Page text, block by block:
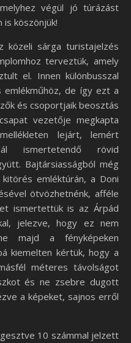
végül jó túrázást
is köszönjük!
közeli sárga turistajelzés
terveztük, amely
el. Innen különbusszal
emlékműhöz, de így ezt a
és csoportjaik beosztás
vezetője megkapta
lejárt, lemért
ismertetendő rövid
Bajtársiasságból még
emléktúrán, a Doni
ötvözhetnénk, afféle
ismertettük is az Árpád
jelezve, hogy ez nem
majd a fényképeken
kiemelten kértük, hogy a
méteres távolságot
és ne zsebre dugott
a képeket, sajnos erről
10 számmal jelzett